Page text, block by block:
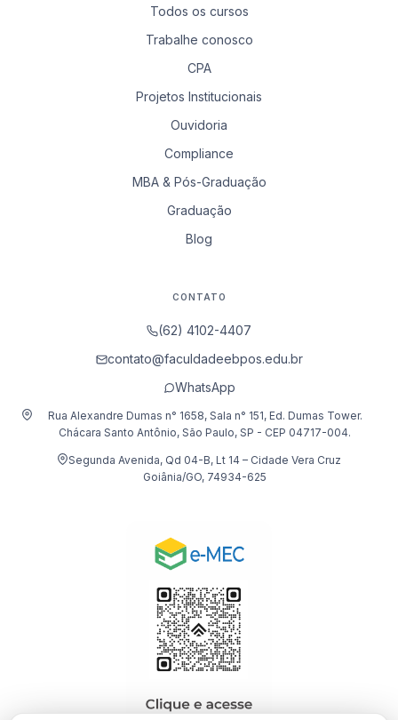
Todos os cursos
Trabalhe conosco
CPA
Projetos Institucionais
Ouvidoria
Compliance
MBA & Pós-Graduação
Graduação
Blog
CONTATO
(62) 4102-4407
contato@faculdadeebpos.edu.br
WhatsApp
Rua Alexandre Dumas n° 1658, Sala n° 151, Ed. Dumas Tower.
Chácara Santo Antônio, São Paulo, SP - CEP 04717-004.
Segunda Avenida, Qd 04-B, Lt 14 – Cidade Vera Cruz
Goiânia/GO, 74934-625